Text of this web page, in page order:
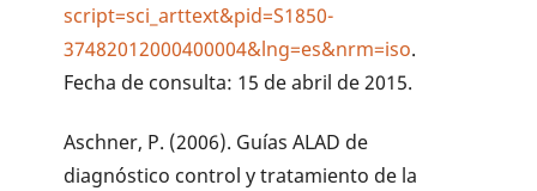
script=sci_arttext&pid=S1850-
37482012000400004&lng=es&nrm=iso.
Fecha de consulta: 15 de abril de 2015.
Aschner, P. (2006). Guías ALAD de
diagnóstico control y tratamiento de la